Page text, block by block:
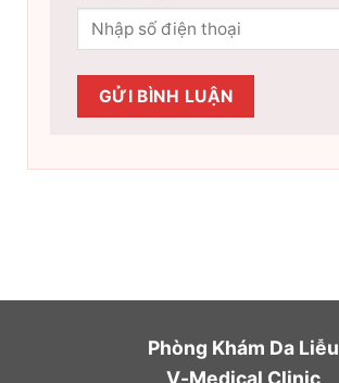
Phòng Khám Da Liễu
V-Medical Clinic